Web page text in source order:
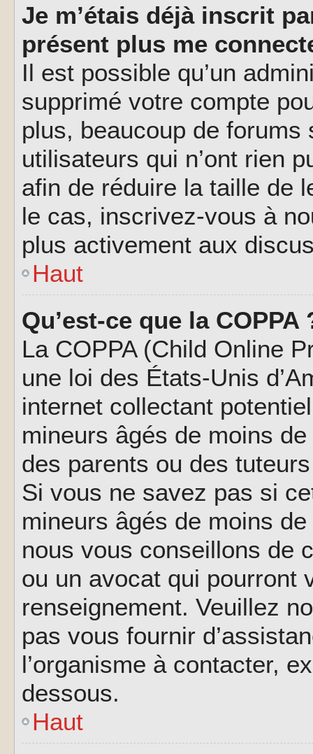
Je m’étais déjà inscrit
présent plus me
Il est possible qu’un
supprimé votre compte
plus, beaucoup de
utilisateurs qui n’ont rien
afin de réduire la taille de
le cas, inscrivez-vous à
plus activement aux
Haut
Qu’est-ce que la COPPA
La COPPA (Child Online
une loi des États-Unis
internet collectant
mineurs âgés de moins
des parents ou des
Si vous ne savez pas si
mineurs âgés de moins
nous vous conseillons de
ou un avocat qui pourront
renseignement. Veuillez
pas vous fournir
l’organisme à contacter,
dessous.
Haut